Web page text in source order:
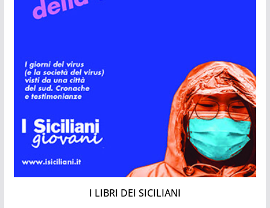
I LIBRI DEI SICILIANI